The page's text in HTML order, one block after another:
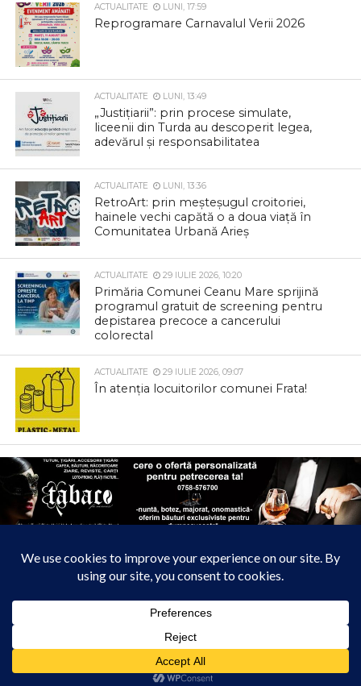
Am înțeles!
Acest site folosește cookies. Navigând în continuare, vă exprimați acordul asupra folosirii
cookie-urilor.
ACTUALITATE LUNI, 17:59
Reprogramare Carnavalul Verii 2026
ACTUALITATE LUNI, 13:49
„Justițiarii”: prin procese simulate,
liceenii din Turda au descoperit legea,
adevărul și responsabilitatea
ACTUALITATE LUNI, 13:36
RetroArt: prin meșteșugul croitoriei,
hainele vechi capătă o a doua viață în
Comunitatea Urbană Arieș
ACTUALITATE 29 IULIE 2026, 10:20
Primăria Comunei Ceanu Mare sprijină
programul gratuit de screening pentru
depistarea precoce a cancerului
colorectal
ACTUALITATE 29 IULIE 2026, 09:07
În atenția locuitorilor comunei Frata!